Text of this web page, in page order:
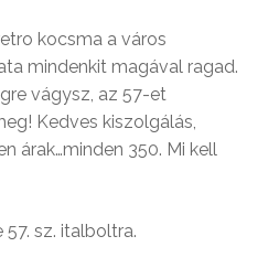
kocsma a város
mindenkit magával ragad.
vágysz, az 57-et
Kedves kiszolgálás,
árak…minden 350. Mi kell
sz. italboltra.